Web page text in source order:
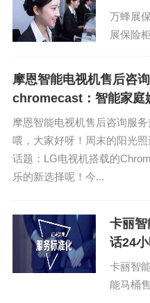
万蜂展
展保险
1865-
摩恩智能电视机售后咨
chromecast：智能家庭
摩恩智能电视机售后咨询服
喂，大家好呀！周末的阳光
话题：LG电视机搭载的
乐的新选择呢！今...
卡丽
话24
卡丽智
能马桶